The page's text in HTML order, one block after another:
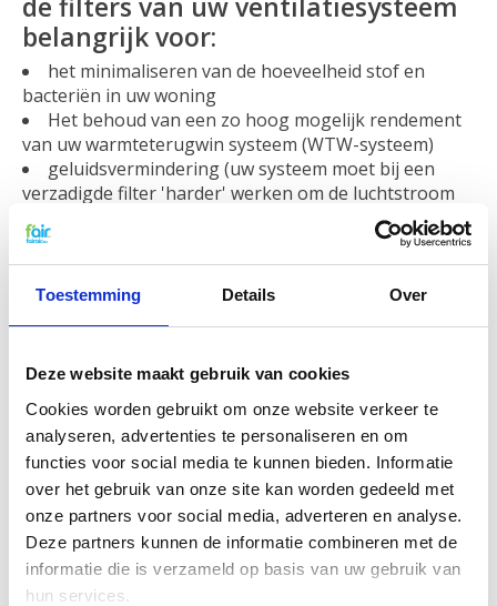
Toestemming Details Over
Deze website maakt gebruik van cookies
Cookies worden gebruikt om onze website verkeer te
analyseren, advertenties te personaliseren en om
functies voor social media te kunnen bieden. Informatie
over het gebruik van onze site kan worden gedeeld met
onze partners voor social media, adverteren en analyse.
Deze partners kunnen de informatie combineren met de
informatie die is verzameld op basis van uw gebruik van
hun services.
belangrijk voor:
het minimaliseren van de hoeveelheid stof en
bacteriën in uw woning
Het behoud van een zo hoog mogelijk rendement
van uw warmteterugwin systeem (WTW-systeem)
geluidsvermindering (uw systeem moet bij een
verzadigde filter 'harder' werken om de luchtstroom
op peil te houden)
het schoonhouden van de luchtkanalen.
Luchtkanalen zijn een perfecte broedplaats voor
bacteriën.
Gezondheidsproblemen ontstaan omdat bacteriën en
schimmels gaan groeien in de filters en de
luchtkanalen. Om risico's voor de gezondheid en
onnodige slijtage van het systeem te voorkomen, is
een tweemaandelijkse controle en schoonmaak
noodzakelijk. Dit onderhoud kunt u goed zelf doen.
Het is aan te raden eens per drie à vier jaar het
systeem, inclusief de luchtkanalen, inwendig te laten
inspecteren en te reinigen. Het is sowieso aan te